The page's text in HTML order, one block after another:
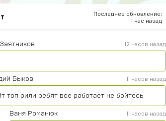
Последнее обновление:
1 час назад
12 часов назад
Быков 11 часов назад
топ рили ребят все работает не бойтесь
Ваня Романюк 11 часов назад